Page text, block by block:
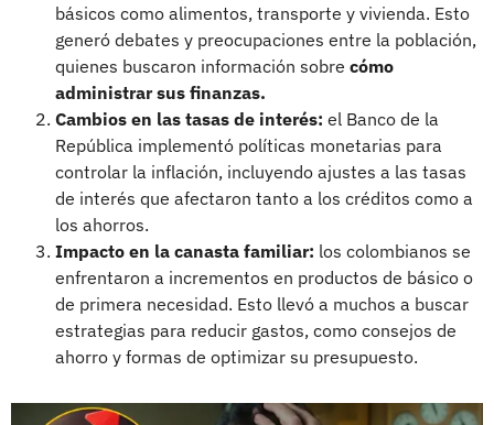
básicos como alimentos, transporte y vivienda. Esto
generó debates y preocupaciones entre la población,
quienes buscaron información sobre cómo
administrar sus finanzas.
Cambios en las tasas de interés: el Banco de la
República implementó políticas monetarias para
controlar la inflación, incluyendo ajustes a las tasas
de interés que afectaron tanto a los créditos como a
los ahorros.
Impacto en la canasta familiar: los colombianos se
enfrentaron a incrementos en productos de básico o
de primera necesidad. Esto llevó a muchos a buscar
estrategias para reducir gastos, como consejos de
ahorro y formas de optimizar su presupuesto.